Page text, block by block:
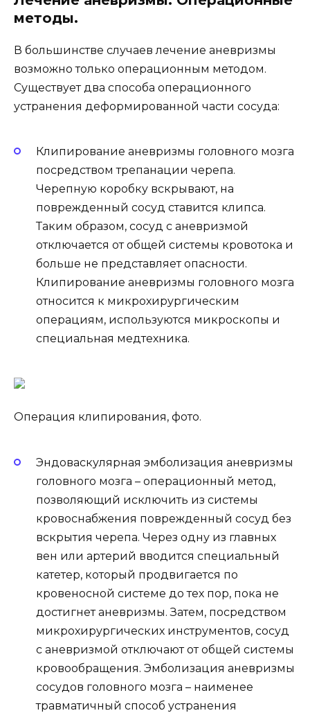
методы.
В большинстве случаев лечение аневризмы
возможно только операционным методом.
Существует два способа операционного
устранения деформированной части сосуда:
Клипирование аневризмы головного мозга
посредством трепанации черепа.
Черепную коробку вскрывают, на
поврежденный сосуд ставится клипса.
Таким образом, сосуд с аневризмой
отключается от общей системы кровотока и
больше не представляет опасности.
Клипирование аневризмы головного мозга
относится к микрохирургическим
операциям, используются микроскопы и
специальная медтехника.
Операция клипирования, фото.
Эндоваскулярная эмболизация аневризмы
головного мозга – операционный метод,
позволяющий исключить из системы
кровоснабжения поврежденный сосуд без
вскрытия черепа. Через одну из главных
вен или артерий вводится специальный
катетер, который продвигается по
кровеносной системе до тех пор, пока не
достигнет аневризмы. Затем, посредством
микрохирургических инструментов, сосуд
с аневризмой отключают от общей системы
кровообращения. Эмболизация аневризмы
сосудов головного мозга – наименее
травматичный способ устранения